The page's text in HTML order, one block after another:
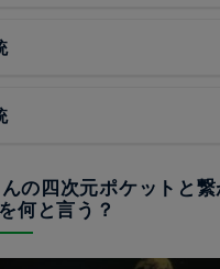
の四次元ポケットと
何と言う？